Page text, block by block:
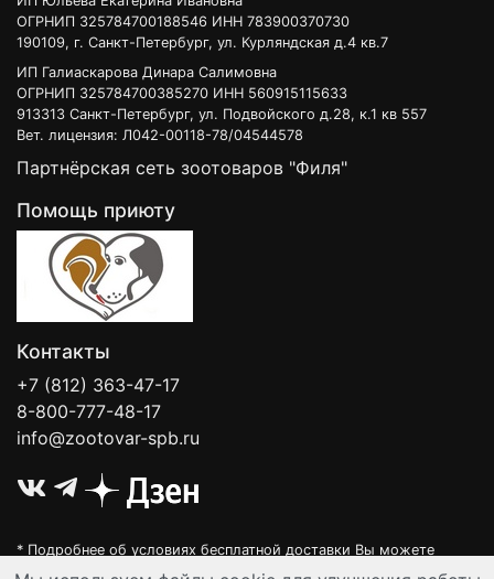
ОГРНИП 325784700188546 ИНН 783900370730
190109, г. Санкт-Петербург, ул. Курляндская д.4 кв.7
ИП Галиаскарова Динара Салимовна
ОГРНИП 325784700385270 ИНН 560915115633
913313 Санкт-Петербург, ул. Подвойского д.28, к.1 кв 557
Вет. лицензия: Л042-00118-78/04544578
Партнёрская сеть зоотоваров "Филя"
Помощь приюту
Контакты
+7 (812) 363-47-17
8-800-777-48-17
info@zootovar-spb.ru
* Подробнее об условиях бесплатной доставки Вы можете
узнать на нашей
интерактивной карте